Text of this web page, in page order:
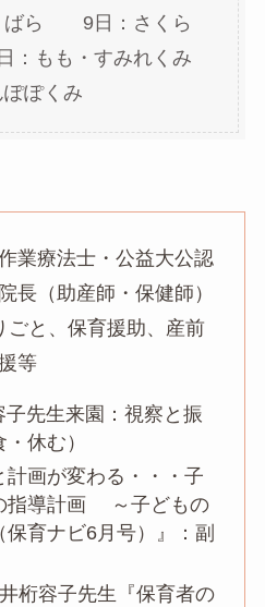
ら 9日：さくら
もも・すみれくみ
ぽくみ
業療法士・公益大公認
長（助産師・保健師）
と、保育援助、産前
等
先生来園：視察と振
休む）
計画が変わる・・・子
指導計画 ～子どもの
育ナビ6月号）』：副
桁容子先生『保育者の